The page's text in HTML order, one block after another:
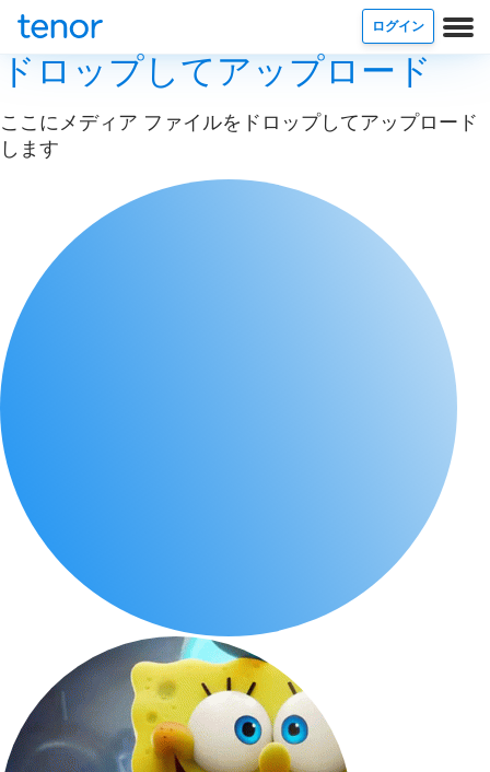
ログイン
ドロップしてアップロード
ここにメディア ファイルをドロップしてアップロード
します